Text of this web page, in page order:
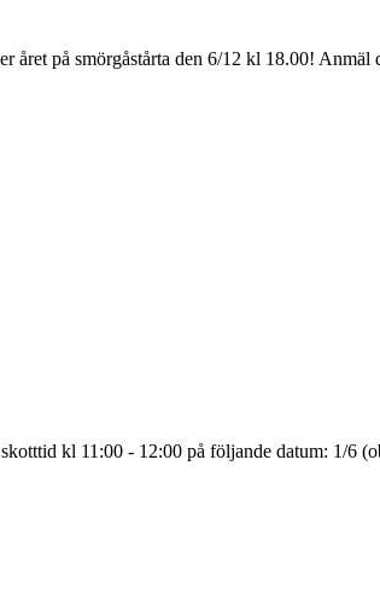
på smörgåstårta den 6/12 kl 18.00!
kl 11:00 - 12:00 på följande datum: 1/6